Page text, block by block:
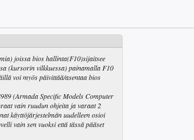
joissa bios hallinta(F10)sijaitsee
(kursorin vilkkuessa) painamalla F10
voi myös päivittää/asentaa bios
(Armada Specific Models Computer
vain ruudun ohjeita ja varaat 2
käyttöjärjestelmän uudelleen osioi
vain sen vuoksi että tässä pääset